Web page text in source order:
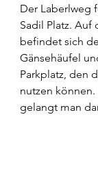
Der Laberlweg
Sadil Platz. Auf
befindet sich
Gänsehäufel
Parkplatz, den
nutzen
gelangt man